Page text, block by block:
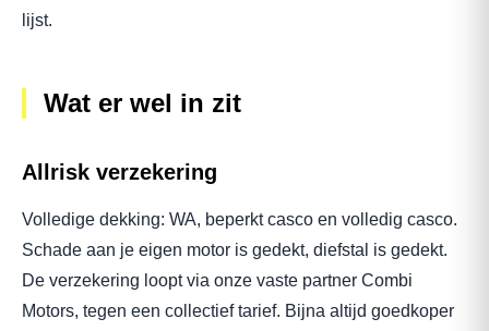
lijst.
Wat er wel in zit
Allrisk verzekering
Volledige dekking: WA, beperkt casco en volledig casco.
Schade aan je eigen motor is gedekt, diefstal is gedekt.
De verzekering loopt via onze vaste partner Combi
Motors, tegen een collectief tarief. Bijna altijd goedkoper